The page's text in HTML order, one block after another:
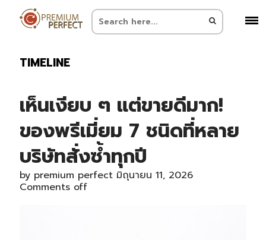
TIMELINE
เห็นเงียบ ๆ แต่ขายดีมาก!
ของพรีเมี่ยม 7 ชนิดที่หลาย
บริษัทสั่งซ้ำทุกปี
by premium perfect มิถุนายน 11, 2026
Comments off